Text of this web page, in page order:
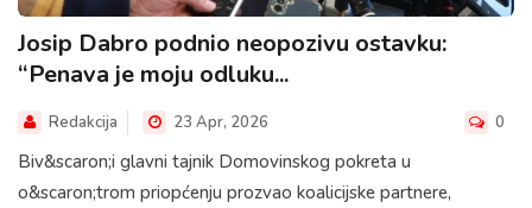
Josip Dabro podnio neopozivu ostavku:
“Penava je moju odluku...
Redakcija 23 Apr, 2026 0
Biv&scaron;i glavni tajnik Domovinskog pokreta u
o&scaron;trom priopćenju prozvao koalicijske partnere,